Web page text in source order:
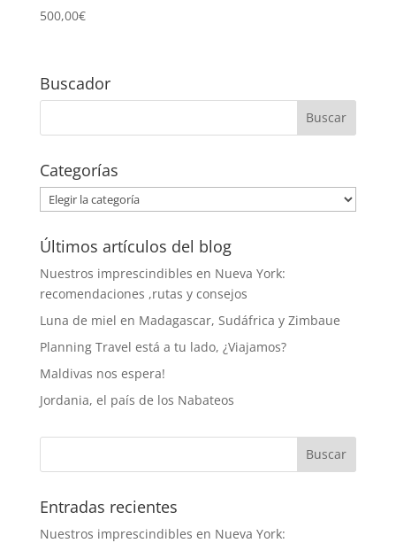
500,00€
Buscador
Categorías
Categorías
Últimos artículos del blog
Nuestros imprescindibles en Nueva York:
recomendaciones ,rutas y consejos
Luna de miel en Madagascar, Sudáfrica y Zimbaue
Planning Travel está a tu lado, ¿Viajamos?
Maldivas nos espera!
Jordania, el país de los Nabateos
Entradas recientes
Nuestros imprescindibles en Nueva York: